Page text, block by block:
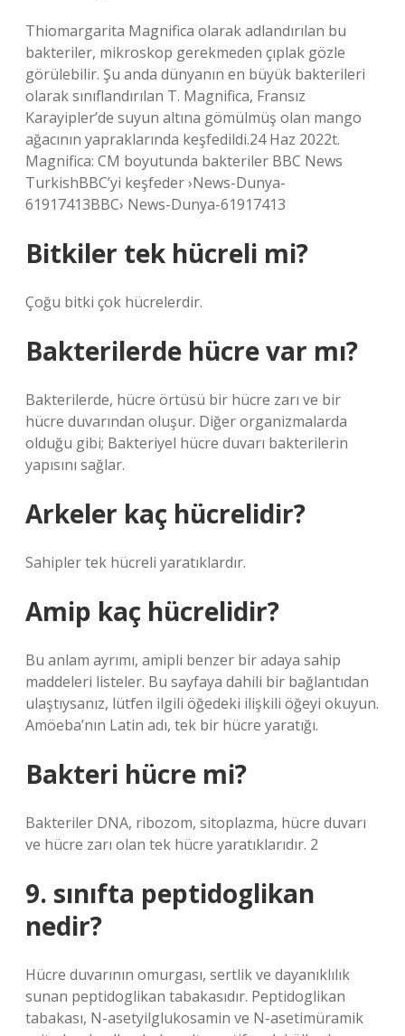
Thiomargarita Magnifica olarak adlandırılan bu
bakteriler, mikroskop gerekmeden çıplak gözle
görülebilir. Şu anda dünyanın en büyük bakterileri
olarak sınıflandırılan T. Magnifica, Fransız
Karayipler’de suyun altına gömülmüş olan mango
ağacının yapraklarında keşfedildi.24 Haz 2022t.
Magnifica: CM boyutunda bakteriler BBC News
TurkishBBC’yi keşfeder ›News-Dunya-
61917413BBC› News-Dunya-61917413
Bitkiler tek hücreli mi?
Çoğu bitki çok hücrelerdir.
Bakterilerde hücre var mı?
Bakterilerde, hücre örtüsü bir hücre zarı ve bir
hücre duvarından oluşur. Diğer organizmalarda
olduğu gibi; Bakteriyel hücre duvarı bakterilerin
yapısını sağlar.
Arkeler kaç hücrelidir?
Sahipler tek hücreli yaratıklardır.
Amip kaç hücrelidir?
Bu anlam ayrımı, amipli benzer bir adaya sahip
maddeleri listeler. Bu sayfaya dahili bir bağlantıdan
ulaştıysanız, lütfen ilgili öğedeki ilişkili öğeyi okuyun.
Amöeba’nın Latin adı, tek bir hücre yaratığı.
Bakteri hücre mi?
Bakteriler DNA, ribozom, sitoplazma, hücre duvarı
ve hücre zarı olan tek hücre yaratıklarıdır. 2
9. sınıfta peptidoglikan
nedir?
Hücre duvarının omurgası, sertlik ve dayanıklılık
sunan peptidoglikan tabakasıdır. Peptidoglikan
tabakası, N-asetyilglukosamin ve N-asetimüramik